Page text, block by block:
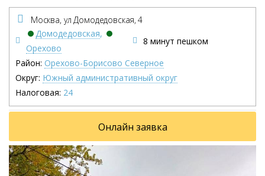
Москва, ул Домодедовская,4
Домодедовская,
Орехово
8 минут пешком
Район: Орехово-Борисово Северное
Округ: Южный административный округ
Налоговая: 24
Онлайн заявка